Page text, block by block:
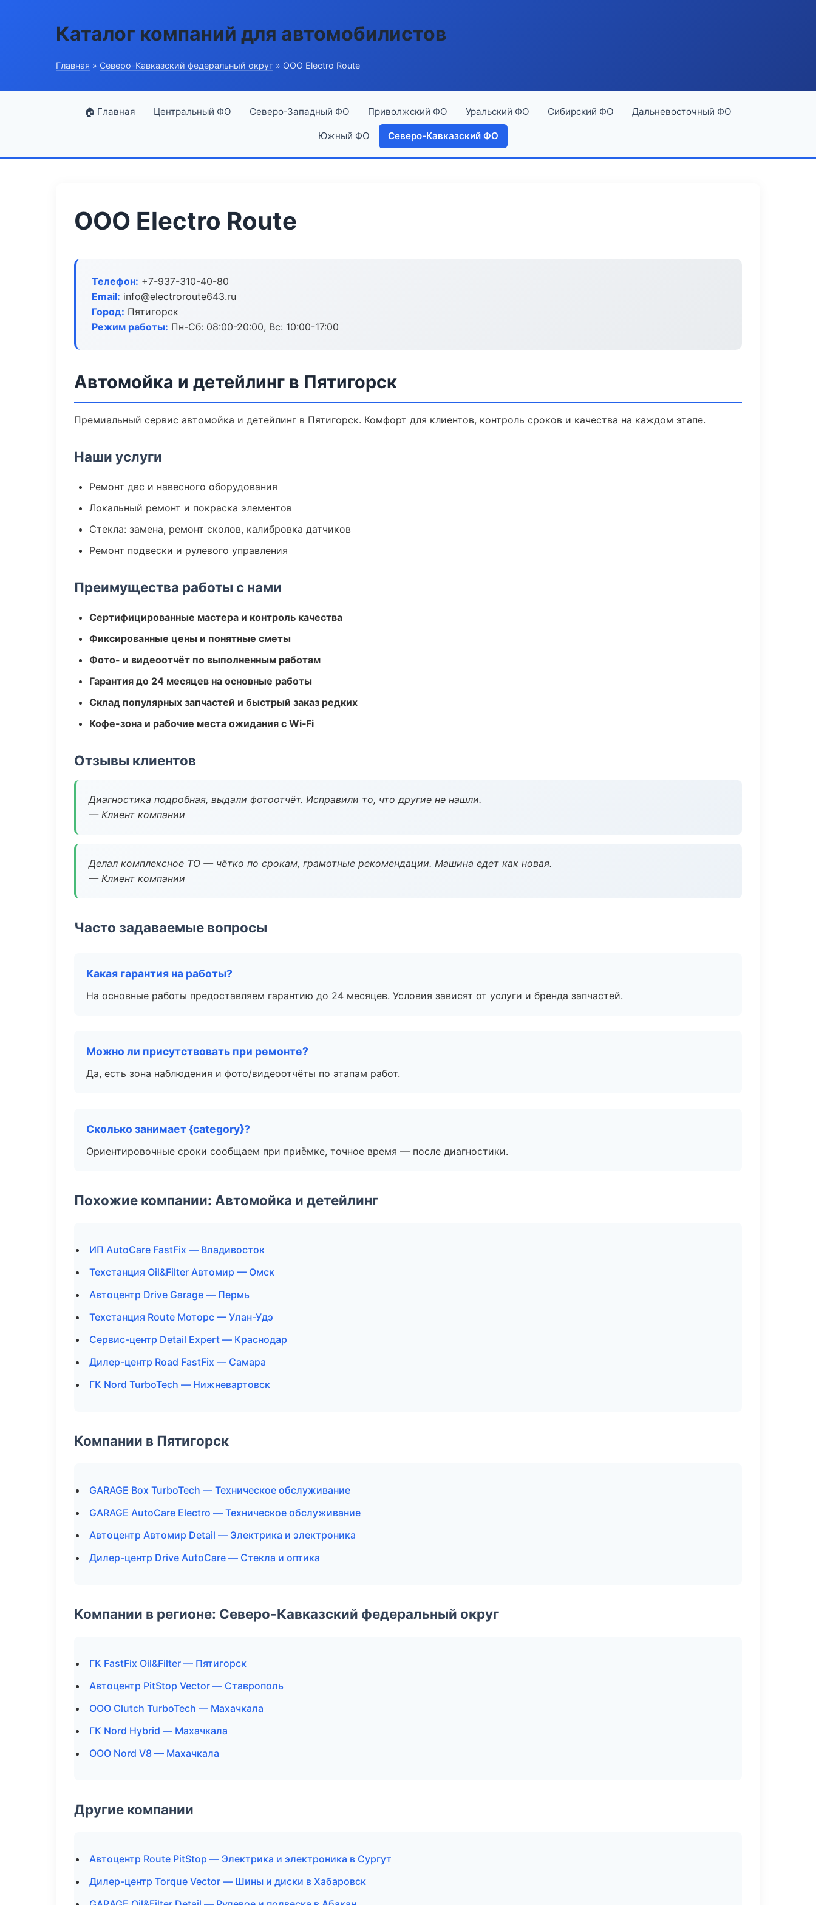
Каталог компаний для автомобилистов
Главная » Северо-Кавказский федеральный округ » ООО Electro Route
🏠 Главная Центральный ФО Северо-Западный ФО Приволжский ФО Уральский ФО Сибирский ФО Дальневосточный ФО
Южный ФО Северо-Кавказский ФО
ООО Electro Route
Телефон: +7-937-310-40-80
Email: info@electroroute643.ru
Город: Пятигорск
Режим работы: Пн-Сб: 08:00-20:00, Вс: 10:00-17:00
Автомойка и детейлинг в Пятигорск
Премиальный сервис автомойка и детейлинг в Пятигорск. Комфорт для клиентов, контроль сроков и качества на каждом этапе.
Наши услуги
Ремонт двс и навесного оборудования
Локальный ремонт и покраска элементов
Стекла: замена, ремонт сколов, калибровка датчиков
Ремонт подвески и рулевого управления
Преимущества работы с нами
Сертифицированные мастера и контроль качества
Фиксированные цены и понятные сметы
Фото- и видеоотчёт по выполненным работам
Гарантия до 24 месяцев на основные работы
Склад популярных запчастей и быстрый заказ редких
Кофе-зона и рабочие места ожидания с Wi‑Fi
Отзывы клиентов
Диагностика подробная, выдали фотоотчёт. Исправили то, что другие не нашли.
— Клиент компании
Делал комплексное ТО — чётко по срокам, грамотные рекомендации. Машина едет как новая.
— Клиент компании
Часто задаваемые вопросы
Какая гарантия на работы?
На основные работы предоставляем гарантию до 24 месяцев. Условия зависят от услуги и бренда запчастей.
Можно ли присутствовать при ремонте?
Да, есть зона наблюдения и фото/видеоотчёты по этапам работ.
Сколько занимает {category}?
Ориентировочные сроки сообщаем при приёмке, точное время — после диагностики.
Похожие компании: Автомойка и детейлинг
ИП AutoCare FastFix — Владивосток
Техстанция Oil&Filter Автомир — Омск
Автоцентр Drive Garage — Пермь
Техстанция Route Моторс — Улан-Удэ
Сервис-центр Detail Expert — Краснодар
Дилер-центр Road FastFix — Самара
ГК Nord TurboTech — Нижневартовск
Компании в Пятигорск
GARAGE Box TurboTech — Техническое обслуживание
GARAGE AutoCare Electro — Техническое обслуживание
Автоцентр Автомир Detail — Электрика и электроника
Дилер-центр Drive AutoCare — Стекла и оптика
Компании в регионе: Северо-Кавказский федеральный округ
ГК FastFix Oil&Filter — Пятигорск
Автоцентр PitStop Vector — Ставрополь
ООО Clutch TurboTech — Махачкала
ГК Nord Hybrid — Махачкала
ООО Nord V8 — Махачкала
Другие компании
Автоцентр Route PitStop — Электрика и электроника в Сургут
Дилер-центр Torque Vector — Шины и диски в Хабаровск